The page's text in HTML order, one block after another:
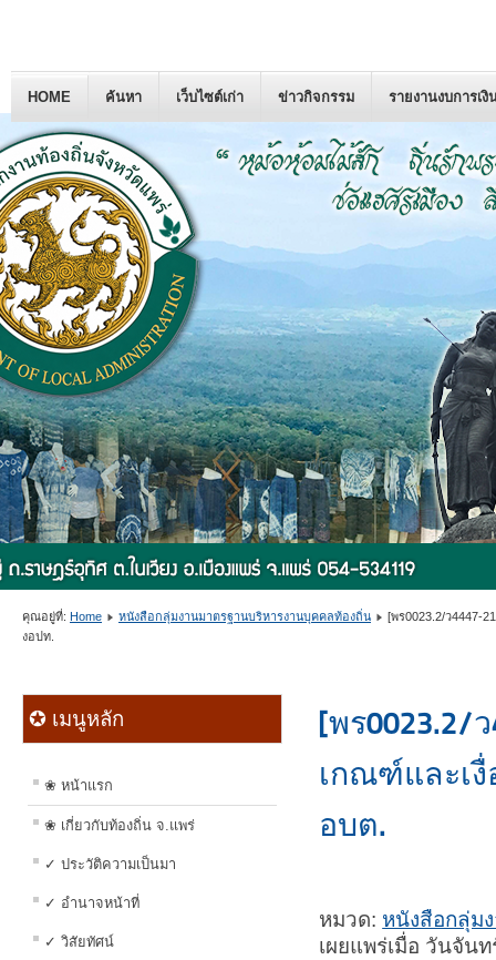
HOME ค้นหา เว็บไซต์เก่า ข่าวกิจกรรม รายงานงบการเงิ
คุณอยู่ที่: Home หนังสือกลุ่มงานมาตรฐานบริหารงานบุคคลท้องถิ่น
[พร0023.2/ว4447-
งอปท.
✪ เมนูหลัก
❀ หน้าแรก
❀ เกี่ยวกับท้องถิ่น จ.แพร่
✓ ประวัติความเป็นมา
✓ อำนาจหน้าที่
✓ วิสัยทัศน์
[พร0023.2/
เกณฑ์และเ
อบต.
หมวด: หนังสือกลุ่ม
เผยแพร่เมื่อ วันจัน